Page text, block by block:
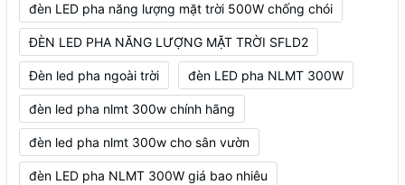
đèn LED pha năng lượng mặt trời 500W chống chói
ĐÈN LED PHA NĂNG LƯỢNG MẶT TRỜI SFLD2
Đèn led pha ngoài trời đèn LED pha NLMT 300W
đèn led pha nlmt 300w chính hãng
đèn led pha nlmt 300w cho sân vườn
đèn LED pha NLMT 300W giá bao nhiêu